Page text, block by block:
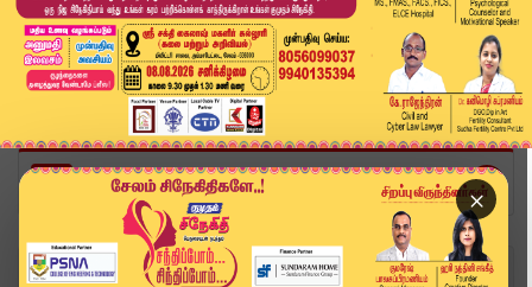
×
Home
வீடியோ ஸ்டோரி